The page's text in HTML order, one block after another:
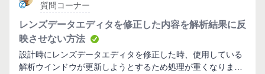
質問コーナー
レンズデータエディタを修正した内容を解析結果に反
映させない方法
設計時にレンズデータエディタを修正した時、使用している
解析ウインドウが更新しようとするため処理が重くなりま